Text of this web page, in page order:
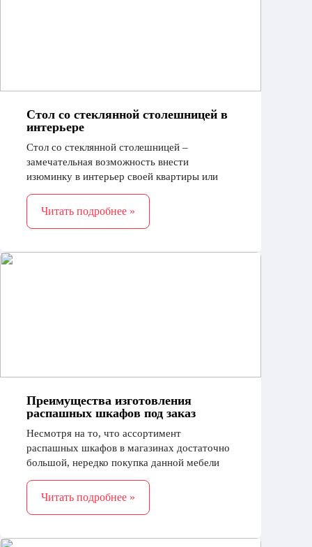
Стол со стеклянной столешницей в
интерьере
Стол со стеклянной столешницей –
замечательная возможность внести
изюминку в интерьер своей квартиры или
дома. Главные достоинства такой мебели –
это практичность и изящество.
Читать подробнее »
Преимущества изготовления
распашных шкафов под заказ
Несмотря на то, что ассортимент
распашных шкафов в магазинах достаточно
большой, нередко покупка данной мебели
превращается в настоящее испытание.
Основной проблемой является
нестандартная планировка квартиры
Читать подробнее »